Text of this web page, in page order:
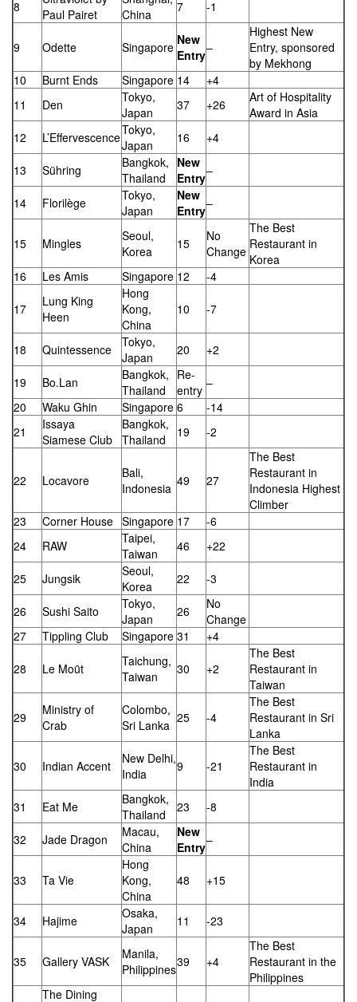
8
Paul Pairet
China
7 -1
9 Odette Singapore New
Entry–
Highest New
Entry, sponsored
by Mekhong
10
Burnt Ends Singapore 14
+4
11
Den
Tokyo,
Japan
37 +26
Art of Hospitality
Award in Asia
12
L’EffervescenceTokyo,
Japan
16 +4
13 Sühring
Bangkok,
Thailand
New
Entry–
14 Florilège
Tokyo,
Japan
New
Entry–
15 Mingles
Seoul,
Korea
15
No
Change
The Best
Restaurant in
Korea
16
Les Amis Singapore 12 -4
17
Lung King
Heen
Hong
Kong,
China
10 -7
18 Quintessence
Tokyo,
Japan
20 +2
19 Bo.Lan
Bangkok,
Thailand
Re-
entry –
20
Waku Ghin Singapore 6
-14
21
Issaya
Siamese Club
Bangkok,
Thailand
19 -2
22 Locavore
Bali,
Indonesia 49 27
The Best
Restaurant in
Indonesia Highest
Climber
23
Corner House Singapore 17
-6
24
RAW
Taipei,
Taiwan
46 +22
25 Jungsik
Seoul,
Korea
22 -3
26 Sushi Saito
Tokyo,
Japan
26
No
Change
27
Tippling Club Singapore 31 +4
28 Le Moȗt
Taichung,
Taiwan
30 +2
The Best
Restaurant in
Taiwan
29
Ministry of
Crab
Colombo,
Sri Lanka 25 -4
The Best
Restaurant in Sri
Lanka
30 Indian Accent
New Delhi,
India
9 -21
The Best
Restaurant in
India
31
Eat Me
Bangkok,
Thailand
23 -8
32 Jade Dragon
Macau,
China
New
Entry–
33 Ta Vie
Hong
Kong,
China
48 +15
34 Hajime
Osaka,
Japan
11 -23
35 Gallery VASK
Manila,
Philippines39 +4
The Best
Restaurant in the
Philippines
The Dining